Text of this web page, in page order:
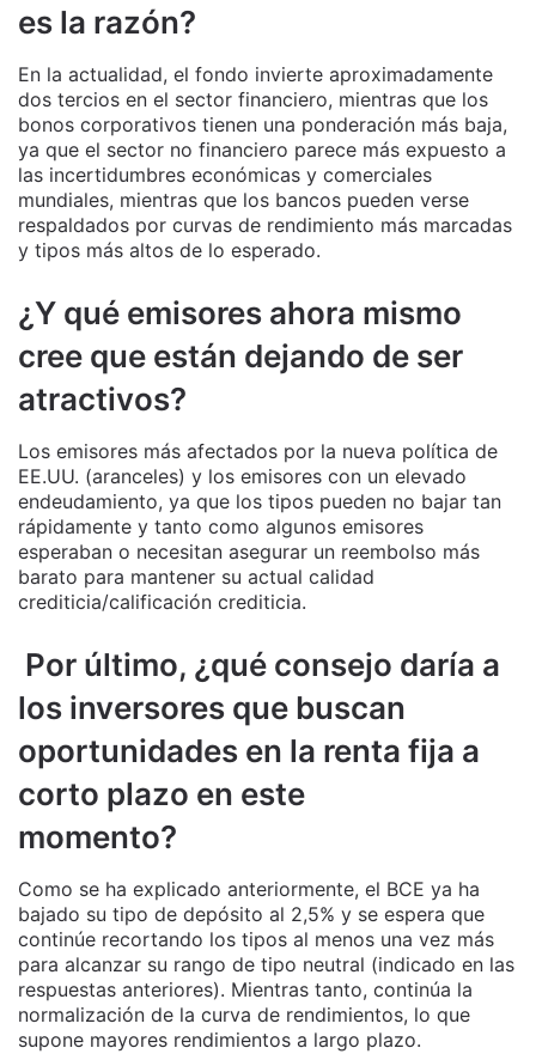
es la razón?
En la actualidad, el fondo invierte aproximadamente
dos tercios en el sector financiero, mientras que los
bonos corporativos tienen una ponderación más baja,
ya que el sector no financiero parece más expuesto a
las incertidumbres económicas y comerciales
mundiales, mientras que los bancos pueden verse
respaldados por curvas de rendimiento más marcadas
y tipos más altos de lo esperado.
¿Y qué emisores ahora mismo
cree que están dejando de ser
atractivos?
Los emisores más afectados por la nueva política de
EE.UU. (aranceles) y los emisores con un elevado
endeudamiento, ya que los tipos pueden no bajar tan
rápidamente y tanto como algunos emisores
esperaban o necesitan asegurar un reembolso más
barato para mantener su actual calidad
crediticia/calificación crediticia.
Por último, ¿qué consejo daría a
los inversores que buscan
oportunidades en la renta fija a
corto plazo en este
momento?
Como se ha explicado anteriormente, el BCE ya ha
bajado su tipo de depósito al 2,5% y se espera que
continúe recortando los tipos al menos una vez más
para alcanzar su rango de tipo neutral (indicado en las
respuestas anteriores). Mientras tanto, continúa la
normalización de la curva de rendimientos, lo que
supone mayores rendimientos a largo plazo.